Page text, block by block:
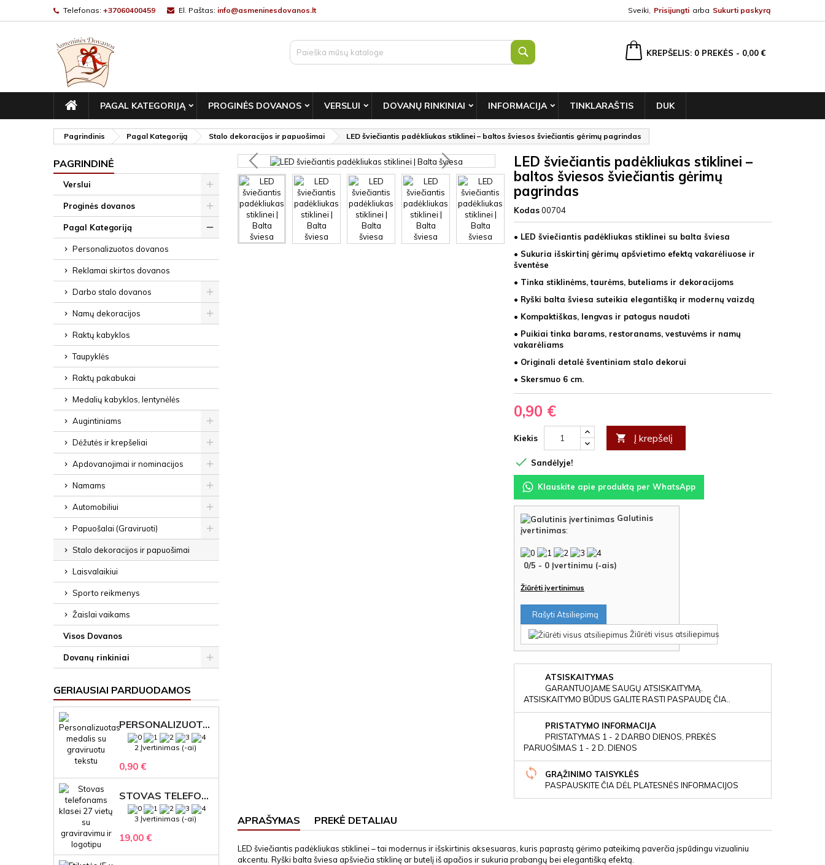
Telefonas: +37060400459 El. Paštas: info@asmeninesdovanos.lt Sveiki, Prisijungti arba Sukurti paskyrą
KREPŠELIS 0 PREKĖS - 0,00 €
PAGRINDINIS
PAGAL KATEGORIJĄ PROGINĖS DOVANOS VERSLUI DOVANŲ RINKINIAI INFORMACIJA TINKLARAŠTIS DUK
Pagrindinis Pagal Kategoriją Stalo dekoracijos ir papuošimai LED šviečiantis padėkliukas stiklinei – baltos šviesos šviečiantis gėrimų pagrindas
PAGRINDINĖ
Verslui
Proginės dovanos
Pagal Kategoriją
Personalizuotos dovanos
Reklamai skirtos dovanos
Darbo stalo dovanos
Namų dekoracijos
Raktų kabyklos
Taupyklės
Raktų pakabukai
Medalių kabyklos, lentynėlės
Augintiniams
Dėžutės ir krepšeliai
Apdovanojimai ir nominacijos
Namams
Automobiliui
Papuošalai (Graviruoti)
Stalo dekoracijos ir papuošimai
Laisvalaikiui
Sporto reikmenys
Žaislai vaikams
Visos Dovanos
Dovanų rinkiniai
GERIAUSIAI PARDUODAMOS
PERSONALIZUOTAS MEDALIS "1" SU GRAVIRUOTU TEKSTU
2 Įvertinimas (-ai)
0,90 €
STOVAS TELEFONAMS KLASEI (27 VIETOS) – GRAVIRUOJAMAS ORGANIZATORIUS
3 Įvertinimas (-ai)
19,00 €
LED šviečiantis padėkliukas stiklinei –
baltos šviesos šviečiantis gėrimų
pagrindas
Kodas00704
• LED šviečiantis padėkliukas stiklinei su balta šviesa
• Sukuria išskirtinį gėrimų apšvietimo efektą vakarėliuose ir
šventėse
• Tinka stiklinėms, taurėms, buteliams ir dekoracijoms
• Ryški balta šviesa suteikia elegantišką ir modernų vaizdą
• Kompaktiškas, lengvas ir patogus naudoti
• Puikiai tinka barams, restoranams, vestuvėms ir namų
vakarėliams
• Originali detalė šventiniam stalo dekorui
• Skersmuo 6 cm.
0,90 €
Kiekis  Į krepšelį
 Sandėlyje!
Klauskite apie produktą per WhatsApp
Galutinis
įvertinimas:
0/5 - 0 Įvertinimu (-ais)
Žiūrėti įvertinimus
Rašyti Atsiliepimą
Žiūrėti visus atsiliepimus
ATSISKAITYMAS
GARANTUOJAME SAUGŲ ATSISKAITYMĄ.
ATSISKAITYMO BŪDUS GALITE RASTI PASPAUDĘ ČIA..
PRISTATYMO INFORMACIJA
PRISTATYMAS 1 - 2 DARBO DIENOS, PREKĖS
PARUOŠIMAS 1 - 2 D. DIENOS
GRĄŽINIMO TAISYKLĖS
PASPAUSKITE ČIA DĖL PLATESNĖS INFORMACIJOS
APRAŠYMAS PREKĖ DETALIAU
LED šviečiantis padėkliukas stiklinei – tai modernus ir išskirtinis aksesuaras, kuris paprastą gėrimo pateikimą paverčia įspūdingu vizualiniu
akcentu. Ryški balta šviesa apšviečia stiklinę ar butelį iš apačios ir sukuria prabangų bei elegantišką efektą.